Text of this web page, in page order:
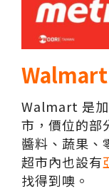
Walmart
Walmart 是
市，價位的部
醬料、蔬果、
超市內也設有
找得到噢。